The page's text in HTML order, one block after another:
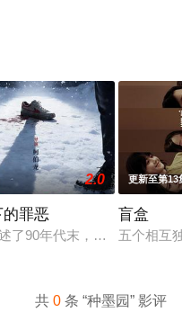
载漫画《吾凰在上》。 现
2.0
罪恶
了90年代末，怒河市刑侦支
更新至第13
盲盒
五个相互
共0 条 “种墨园” 影评